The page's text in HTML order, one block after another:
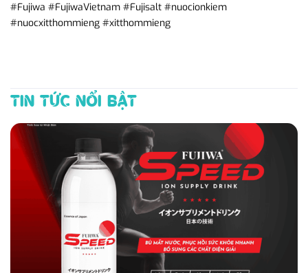
#Fujiwa #FujiwaVietnam #Fujisalt #nuocionkiem
#nuocxitthommieng #xitthommieng
TIN TỨC NỔI BẬT